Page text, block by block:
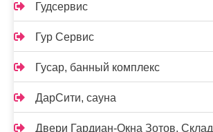
Гудсервис
Гур Сервис
Гусар, банный комплекс
ДарСити, сауна
Двери Гардиан-Окна Зотов, Склад